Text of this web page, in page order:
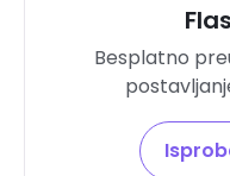
Besplatno